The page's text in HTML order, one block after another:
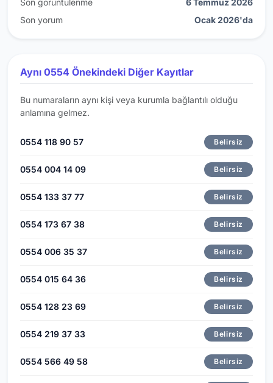
Son yorum
Ocak 2026'da
Aynı 0554 Önekindeki Diğer Kayıtlar
Bu numaraların aynı kişi veya kurumla bağlantılı olduğu
anlamına gelmez.
0554 118 90 57 Belirsiz
0554 004 14 09 Belirsiz
0554 133 37 77 Belirsiz
0554 173 67 38 Belirsiz
0554 006 35 37 Belirsiz
0554 015 64 36 Belirsiz
0554 128 23 69 Belirsiz
0554 219 37 33 Belirsiz
0554 566 49 58 Belirsiz